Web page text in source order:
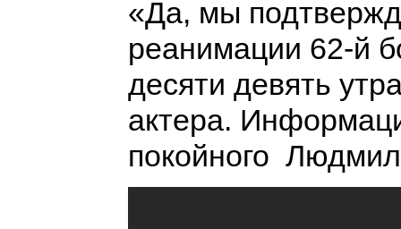
«Да, мы
реанимации 62-й
десяти девять
актера.
покойного